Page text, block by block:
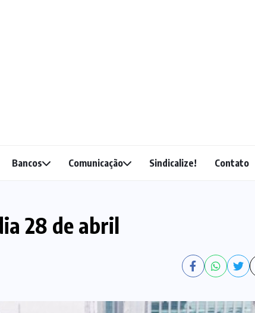
Bancos Comunicação Sindicalize! Contato
28 de abril